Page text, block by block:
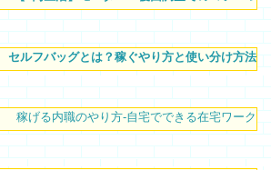
セルフバッグとは？稼ぐやり方と使い分け方法
稼げる内職のやり方-自宅でできる在宅ワーク